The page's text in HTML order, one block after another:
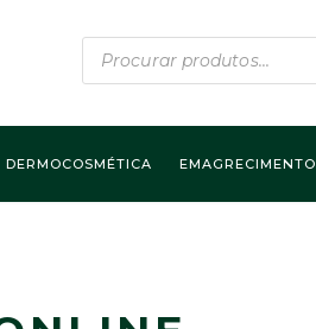
Products
search
DERMOCOSMÉTICA EMAGRECIMENTO